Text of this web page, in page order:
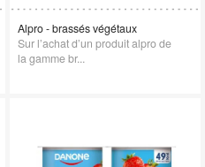
Alpro - brassés végétaux
Sur l’achat d’un produit alpro de
la gamme br...